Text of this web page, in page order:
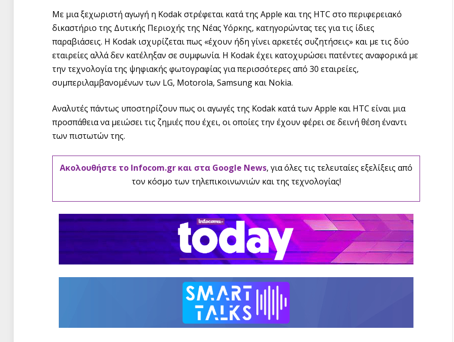
Με μια ξεχωριστή αγωγή η Kodak στρέφεται κατά της Apple και της HTC στο περιφερειακό
δικαστήριο της Δυτικής Περιοχής της Νέας Υόρκης, κατηγορώντας τες για τις ίδιες
παραβιάσεις. Η Kodak ισχυρίζεται πως «έχουν ήδη γίνει αρκετές συζητήσεις» και με τις δύο
εταιρείες αλλά δεν κατέληξαν σε συμφωνία. Η Kodak έχει κατοχυρώσει πατέντες αναφορικά με
την τεχνολογία της ψηφιακής φωτογραφίας για περισσότερες από 30 εταιρείες,
συμπεριλαμβανομένων των LG, Motorola, Samsung και Nokia.
Αναλυτές πάντως υποστηρίζουν πως οι αγωγές της Kodak κατά των Apple και HTC είναι μια
προσπάθεια να μειώσει τις ζημιές που έχει, οι οποίες την έχουν φέρει σε δεινή θέση έναντι
των πιστωτών της.
Ακολουθήστε το Infocom.gr και στα Google News, για όλες τις τελευταίες εξελίξεις από
τον κόσμο των τηλεπικοινωνιών και της τεχνολογίας!